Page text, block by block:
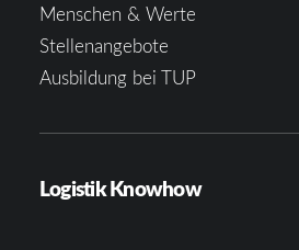
Menschen & Werte
Stellenangebote
Ausbildung bei TUP
Logistik Knowhow